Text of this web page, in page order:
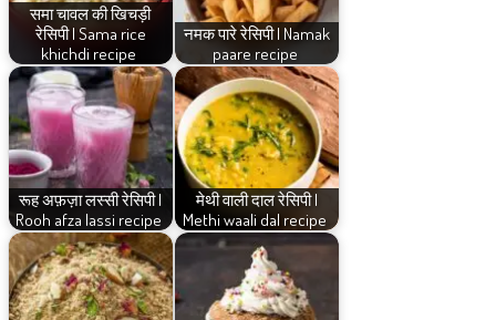
समा चावल की खिचड़ी
रेसिपी | Sama rice
khichdi recipe
नमक पारे रेसिपी | Namak
paare recipe
रूह अफ़ज़ा लस्सी रेसिपी |
Rooh afza lassi recipe
मेथी वाली दाल रेसिपी |
Methi waali dal recipe